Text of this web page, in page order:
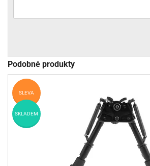
Podobné produkty
SLEVA
SKLADEM